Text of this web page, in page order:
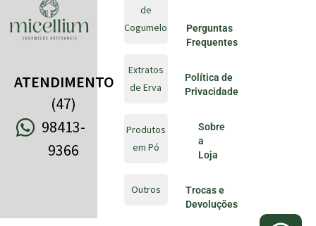
ATENDIMENTO
(47)
98413-
9366
de
Cogumelo
Extratos
de Erva
Produtos
em Pó
Outros
Perguntas
Frequentes
Política de
Privacidade
Sobre
a
Loja
Trocas e
Devoluções